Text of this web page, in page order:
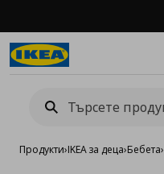
Продукти›IKEA за деца›Бебета›